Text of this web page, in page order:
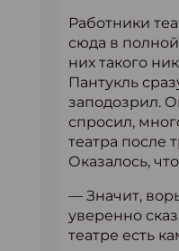
Работники
сюда в
них такого
Пантукль
заподозрил.
спросил,
театра после
Оказалось,
— Значит,
уверенно
театре есть